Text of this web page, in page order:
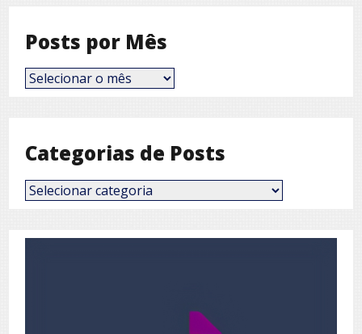
Posts por Mês
Posts
por
Categorias de Posts
Categorias
de